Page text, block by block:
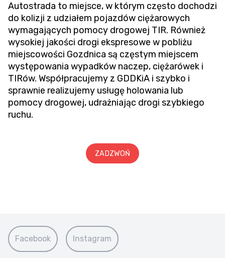
Autostrada to miejsce, w którym często dochodzi
do kolizji z udziałem pojazdów ciężarowych
wymagających pomocy drogowej TIR. Również
wysokiej jakości drogi ekspresowe w pobliżu
miejscowości Gozdnica są częstym miejscem
występowania wypadków naczep, ciężarówek i
TIRów. Współpracujemy z GDDKiA i szybko i
sprawnie realizujemy usługę holowania lub
pomocy drogowej, udrażniając drogi szybkiego
ruchu.
ZADZWOŃ
Facebook Instagram